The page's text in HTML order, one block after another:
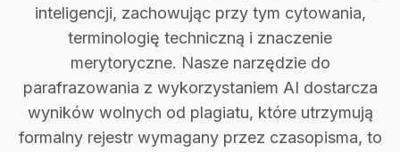
inteligencji, zachowując przy tym cytowania,
terminologię techniczną i znaczenie
merytoryczne. Nasze narzędzie do
parafrazowania z wykorzystaniem AI dostarcza
wyników wolnych od plagiatu, które utrzymują
formalny rejestr wymagany przez czasopisma, to